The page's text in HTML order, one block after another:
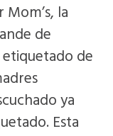
la
de
de
ya
Esta